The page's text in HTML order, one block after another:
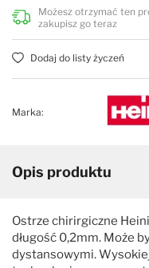
Możesz otrzymać ten
zakupisz go teraz
Dodaj do listy życzeń
Marka:
Opis produktu
Ostrze chirirgiczne
długość 0,2mm. Może
dystansowymi.